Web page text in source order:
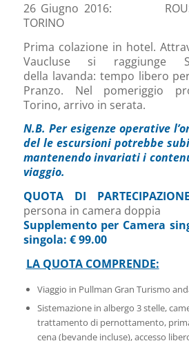
26 Giugno 2016:
TORINO
Prima colazione in hotel.
Vaucluse si raggiunge
della lavanda: tempo libero
Pranzo. Nel pomeriggio
Torino, arrivo in serata.
N.B. Per esigenze operative
del le escursioni potrebbe
mantenendo invariati i
viaggio.
QUOTA DI
persona in camera doppia
Supplemento per Camera
singola: € 99.00
LA QUOTA COMPRENDE:
Viaggio in Pullman Gran Turismo
Sistemazione in albergo 3 stelle,
trattamento di pernottamento,
cena (bevande incluse), accesso